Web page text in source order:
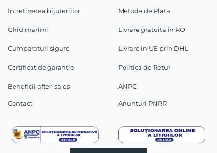
Intretinerea bijuteriilor
Ghid marimi
Cumparaturi sigure
Certificat de garantie
Beneficii after-sales
Contact
Metode de Plata
Livrare gratuita in RO
Livrare in UE prin DHL
Politica de Retur
ANPC
Anunturi PNRR